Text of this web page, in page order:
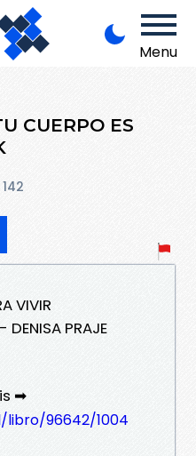
Menu
CUERPO ES
VIVIR
PRAJE
➡
96642/1004